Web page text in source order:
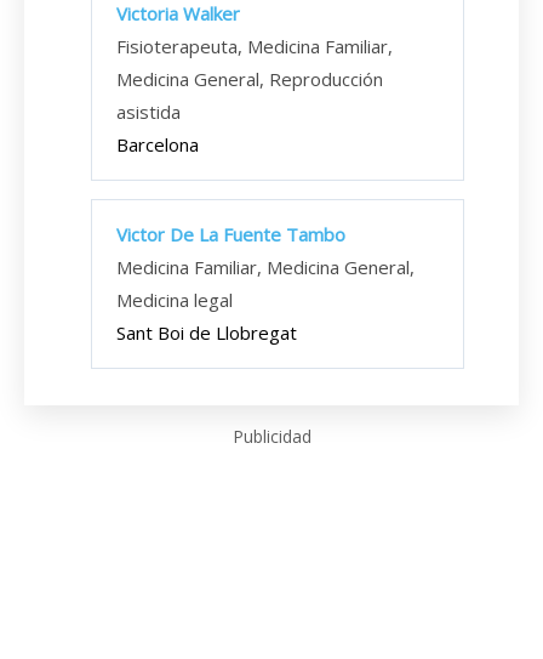
Victoria Walker
Fisioterapeuta, Medicina Familiar,
Medicina General, Reproducción
asistida
Barcelona
Victor De La Fuente Tambo
Medicina Familiar, Medicina General,
Medicina legal
Sant Boi de Llobregat
Publicidad